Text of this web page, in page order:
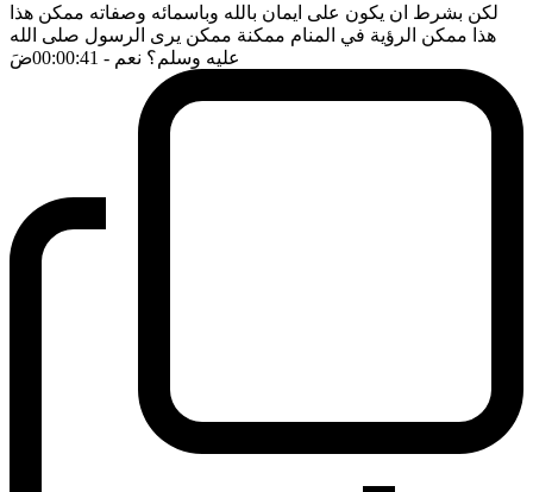
لكن بشرط ان يكون على ايمان بالله وباسمائه وصفاته ممكن هذا
هذا ممكن الرؤية في المنام ممكنة ممكن يرى الرسول صلى الله
عليه وسلم؟ نعم - 00:00:41 ضَ